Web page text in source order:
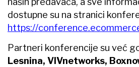
dostupne su na stranici
https://
Partneri konferencije su već
Lesnina, VIVnetworks,